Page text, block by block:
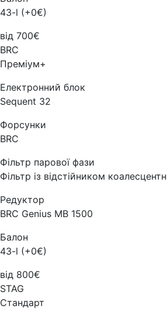
43-l (+0€)
від 700€
BRC
Преміум+
Електронний блок
Sequent 32
Форсунки
BRC
Фільтр парової фази
Фільтр із відстійником
Редуктор
BRC Genius MB 1500
Балон
43-l (+0€)
від 800€
STAG
Стандарт